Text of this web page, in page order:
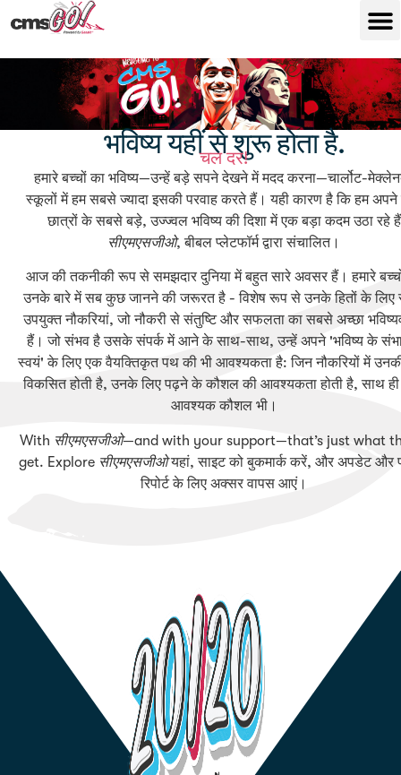
भविष्य यहीं से शुरू होता है.
चल दर!
हमारे बच्चों का भविष्य—उन्हें बड़े सपने देखने में मदद करना—चार्लोट-
स्कूलों में हम सबसे ज्यादा इसकी परवाह करते हैं। यही कारण है कि हम अपने
छात्रों के सबसे बड़े, उज्ज्वल भविष्य की दिशा में एक बड़ा कदम उठा रहे हैं
सीएमएसजीओ, बीबल प्लेटफॉर्म द्वारा संचालित।
आज की तकनीकी रूप से समझदार दुनिया में बहुत सारे अवसर हैं। हमारे
उनके बारे में सब कुछ जानने की जरूरत है - विशेष रूप से उनके हितों के लिए
उपयुक्त नौकरियां, जो नौकरी से संतुष्टि और सफलता का सबसे अच्छा
हैं। जो संभव है उसके संपर्क में आने के साथ-साथ, उन्हें अपने 'भविष्य के
स्वयं' के लिए एक वैयक्तिकृत पथ की भी आवश्यकता है: जिन नौकरियों में
विकसित होती है, उनके लिए पढ़ने के कौशल की आवश्यकता होती है, साथ
आवश्यक कौशल भी।
With सीएमएसजीओ—and with your support—that’s just what
get. Explore सीएमएसजीओयहां, साइट को बुकमार्क करें, और अपडेट और
रिपोर्ट के लिए अक्सर वापस आएं।